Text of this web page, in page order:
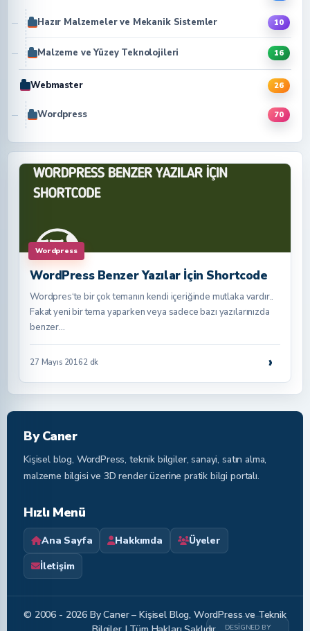
Hazır Malzemeler ve Mekanik Sistemler 10
Malzeme ve Yüzey Teknolojileri 16
Webmaster 26
Wordpress 70
Wordpress
WordPress Benzer Yazılar İçin Shortcode
Wordpres‘te bir çok temanın kendi içeriğinde mutlaka vardır..
Fakat yeni bir tema yaparken veya sadece bazı yazılarınızda
benzer…
27 Mayıs 20162 dk ›
By Caner
Kişisel blog, WordPress, teknik bilgiler, sanayi, satın alma,
malzeme bilgisi ve 3D render üzerine pratik bilgi portalı.
Hızlı Menü
Ana Sayfa Hakkımda
Üyeler
İletişim
© 2006 - 2026 By Caner – Kişisel Blog, WordPress ve Teknik
DESIGNED BY